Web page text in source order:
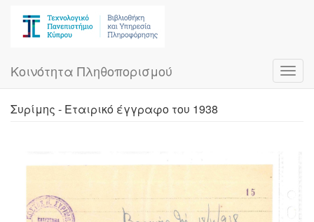
Κοινότητα Πληθοπορισμού
Συρίμης - Εταιρικό έγγραφο του 1938